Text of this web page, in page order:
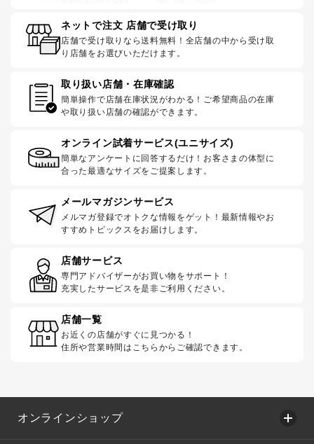
ネットで注文 店舗で受け取り
店舗で受け取りなら送料無料！全店舗の中から受け取
り店舗をお選びいただけます。
取り扱い店舗・在庫確認
簡単操作で店舗在庫状況がわかる！ご希望商品の在庫
や取り扱い店舗の確認ができます。
オンライン試着サービス(ユニサイズ)
簡単なアンケートに回答するだけ！お客さまの体型に
合った最適なサイズをご提案します。
メールマガジンサービス
メルマガ登録でオトクな情報をゲット！最新情報やお
すすめトピックスをお届けします。
店舗サービス
専門アドバイザーがお買い物をサポート！
充実したサービスを是非ご利用ください。
店舗一覧
お近くの店舗がすぐに見つかる！
住所や営業時間はこちらからご確認できます。
オンラインショップ